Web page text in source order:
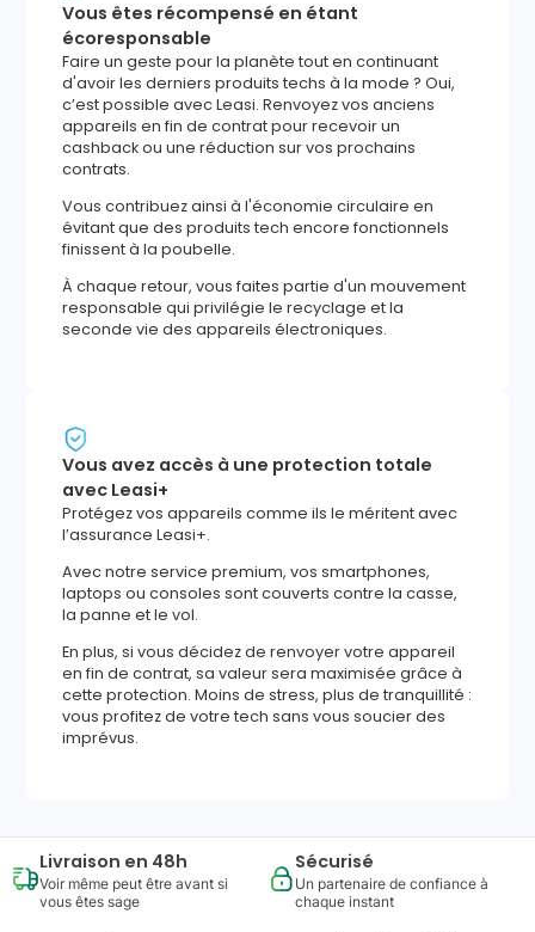
Vous êtes récompensé en étant
écoresponsable
Faire un geste pour la planète tout en continuant
d'avoir les derniers produits techs à la mode ? Oui,
c’est possible avec Leasi. Renvoyez vos anciens
appareils en fin de contrat pour recevoir un
cashback ou une réduction sur vos prochains
contrats.
Vous contribuez ainsi à l'économie circulaire en
évitant que des produits tech encore fonctionnels
finissent à la poubelle.
À chaque retour, vous faites partie d'un mouvement
responsable qui privilégie le recyclage et la
seconde vie des appareils électroniques.
Vous avez accès à une protection totale
avec Leasi+
Protégez vos appareils comme ils le méritent avec
l’assurance Leasi+.
Avec notre service premium, vos smartphones,
laptops ou consoles sont couverts contre la casse,
la panne et le vol.
En plus, si vous décidez de renvoyer votre appareil
en fin de contrat, sa valeur sera maximisée grâce à
cette protection. Moins de stress, plus de tranquillité :
vous profitez de votre tech sans vous soucier des
imprévus.
Livraison en 48h
Voir même peut être avant si
vous êtes sage
Sécurisé
Un partenaire de confiance à
chaque instant